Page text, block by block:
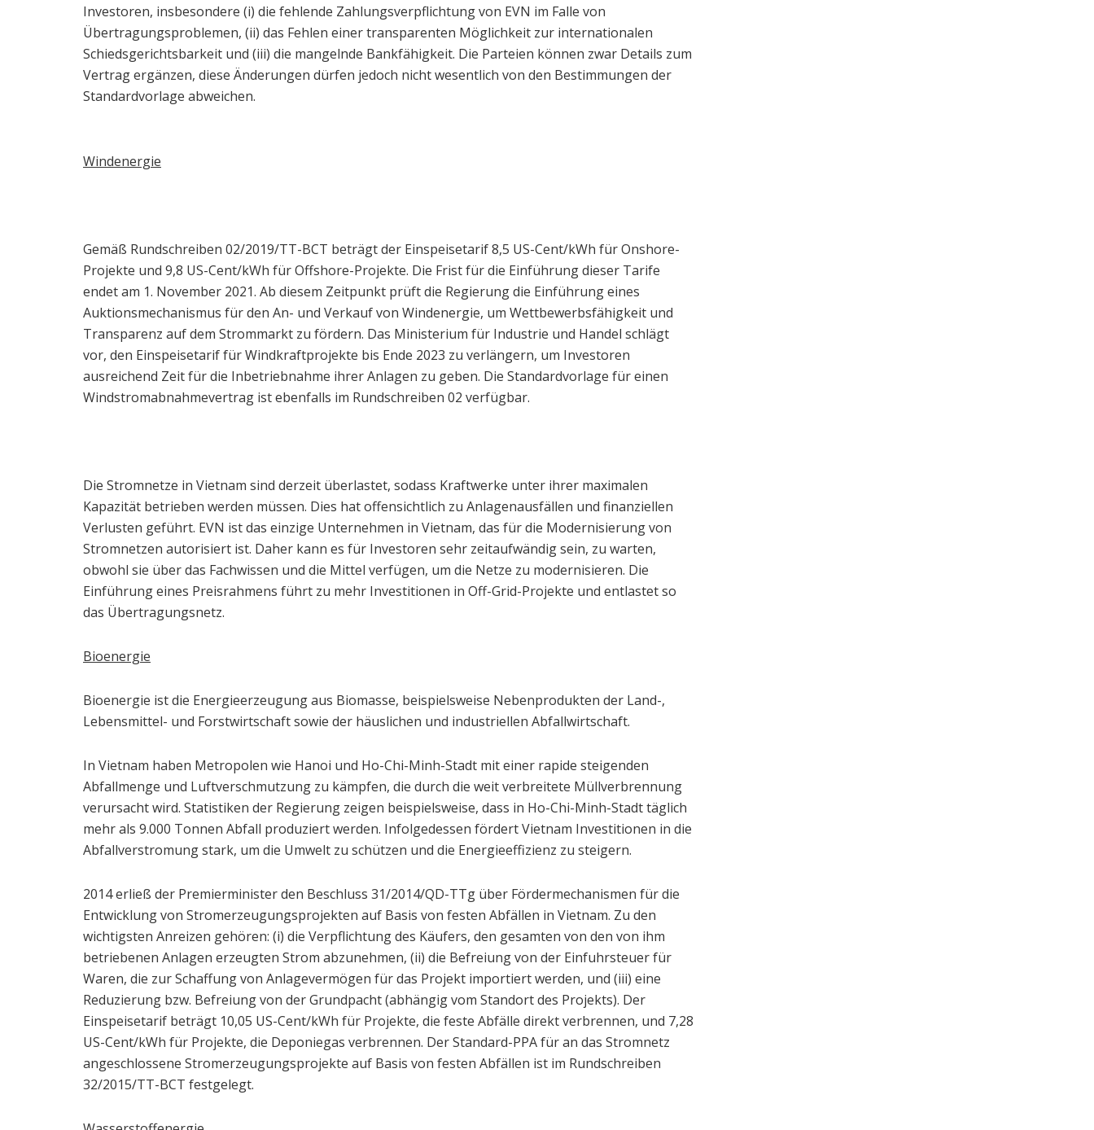
Investoren, insbesondere (i) die fehlende Zahlungsverpflichtung von EVN im Falle von
Übertragungsproblemen, (ii) das Fehlen einer transparenten Möglichkeit zur internationalen
Schiedsgerichtsbarkeit und (iii) die mangelnde Bankfähigkeit. Die Parteien können zwar Details zum
Vertrag ergänzen, diese Änderungen dürfen jedoch nicht wesentlich von den Bestimmungen der
Standardvorlage abweichen.
Windenergie
Gemäß Rundschreiben 02/2019/TT-BCT beträgt der Einspeisetarif 8,5 US-Cent/kWh für Onshore-
Projekte und 9,8 US-Cent/kWh für Offshore-Projekte. Die Frist für die Einführung dieser Tarife
endet am 1. November 2021. Ab diesem Zeitpunkt prüft die Regierung die Einführung eines
Auktionsmechanismus für den An- und Verkauf von Windenergie, um Wettbewerbsfähigkeit und
Transparenz auf dem Strommarkt zu fördern. Das Ministerium für Industrie und Handel schlägt
vor, den Einspeisetarif für Windkraftprojekte bis Ende 2023 zu verlängern, um Investoren
ausreichend Zeit für die Inbetriebnahme ihrer Anlagen zu geben. Die Standardvorlage für einen
Windstromabnahmevertrag ist ebenfalls im Rundschreiben 02 verfügbar.
Die Stromnetze in Vietnam sind derzeit überlastet, sodass Kraftwerke unter ihrer maximalen
Kapazität betrieben werden müssen. Dies hat offensichtlich zu Anlagenausfällen und finanziellen
Verlusten geführt. EVN ist das einzige Unternehmen in Vietnam, das für die Modernisierung von
Stromnetzen autorisiert ist. Daher kann es für Investoren sehr zeitaufwändig sein, zu warten,
obwohl sie über das Fachwissen und die Mittel verfügen, um die Netze zu modernisieren. Die
Einführung eines Preisrahmens führt zu mehr Investitionen in Off-Grid-Projekte und entlastet so
das Übertragungsnetz.
Bioenergie
Bioenergie ist die Energieerzeugung aus Biomasse, beispielsweise Nebenprodukten der Land-,
Lebensmittel- und Forstwirtschaft sowie der häuslichen und industriellen Abfallwirtschaft.
In Vietnam haben Metropolen wie Hanoi und Ho-Chi-Minh-Stadt mit einer rapide steigenden
Abfallmenge und Luftverschmutzung zu kämpfen, die durch die weit verbreitete Müllverbrennung
verursacht wird. Statistiken der Regierung zeigen beispielsweise, dass in Ho-Chi-Minh-Stadt täglich
mehr als 9.000 Tonnen Abfall produziert werden. Infolgedessen fördert Vietnam Investitionen in die
Abfallverstromung stark, um die Umwelt zu schützen und die Energieeffizienz zu steigern.
2014 erließ der Premierminister den Beschluss 31/2014/QD-TTg über Fördermechanismen für die
Entwicklung von Stromerzeugungsprojekten auf Basis von festen Abfällen in Vietnam. Zu den
wichtigsten Anreizen gehören: (i) die Verpflichtung des Käufers, den gesamten von den von ihm
betriebenen Anlagen erzeugten Strom abzunehmen, (ii) die Befreiung von der Einfuhrsteuer für
Waren, die zur Schaffung von Anlagevermögen für das Projekt importiert werden, und (iii) eine
Reduzierung bzw. Befreiung von der Grundpacht (abhängig vom Standort des Projekts). Der
Einspeisetarif beträgt 10,05 US-Cent/kWh für Projekte, die feste Abfälle direkt verbrennen, und 7,28
US-Cent/kWh für Projekte, die Deponiegas verbrennen. Der Standard-PPA für an das Stromnetz
angeschlossene Stromerzeugungsprojekte auf Basis von festen Abfällen ist im Rundschreiben
32/2015/TT-BCT festgelegt.